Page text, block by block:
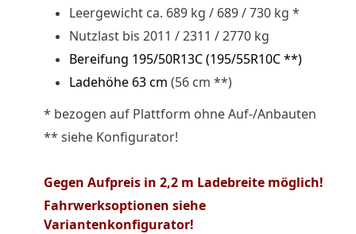
Leergewicht ca. 689 kg / 689 / 730 kg *
Nutzlast bis 2011 / 2311 / 2770 kg
Bereifung 195/50R13C (195/55R10C **)
Ladehöhe 63 cm (56 cm **)
* bezogen auf Plattform ohne Auf-/Anbauten
** siehe Konfigurator!
Gegen Aufpreis in 2,2 m Ladebreite möglich!
Fahrwerksoptionen siehe
Variantenkonfigurator!